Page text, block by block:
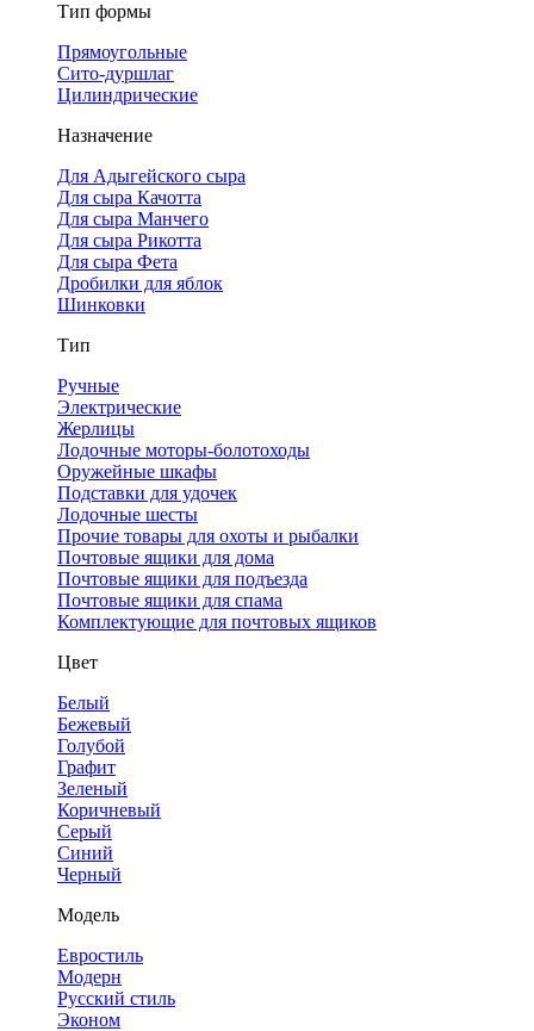
Тип формы
Прямоугольные
Сито-дуршлаг
Цилиндрические
Назначение
Для Адыгейского сыра
Для сыра Качотта
Для сыра Манчего
Для сыра Рикотта
Для сыра Фета
Дробилки для яблок
Шинковки
Тип
Ручные
Электрические
Жерлицы
Лодочные моторы-болотоходы
Оружейные шкафы
Подставки для удочек
Лодочные шесты
Прочие товары для охоты и рыбалки
Почтовые ящики для дома
Почтовые ящики для подъезда
Почтовые ящики для спама
Комплектующие для почтовых ящиков
Цвет
Белый
Бежевый
Голубой
Графит
Зеленый
Коричневый
Серый
Синий
Черный
Модель
Евростиль
Модерн
Русский стиль
Эконом